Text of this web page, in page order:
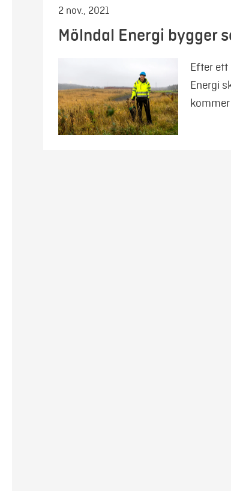
2 nov., 2021
Mölndal Energi bygger
Efter ett
Energi